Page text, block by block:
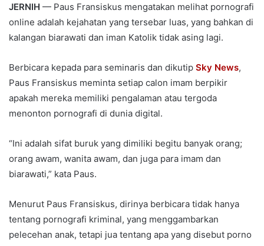
JERNIH — Paus Fransiskus mengatakan melihat pornografi
online adalah kejahatan yang tersebar luas, yang bahkan di
kalangan biarawati dan iman Katolik tidak asing lagi.
Berbicara kepada para seminaris dan dikutip Sky News,
Paus Fransiskus meminta setiap calon imam berpikir
apakah mereka memiliki pengalaman atau tergoda
menonton pornografi di dunia digital.
“Ini adalah sifat buruk yang dimiliki begitu banyak orang;
orang awam, wanita awam, dan juga para imam dan
biarawati,” kata Paus.
Menurut Paus Fransiskus, dirinya berbicara tidak hanya
tentang pornografi kriminal, yang menggambarkan
pelecehan anak, tetapi jua tentang apa yang disebut porno